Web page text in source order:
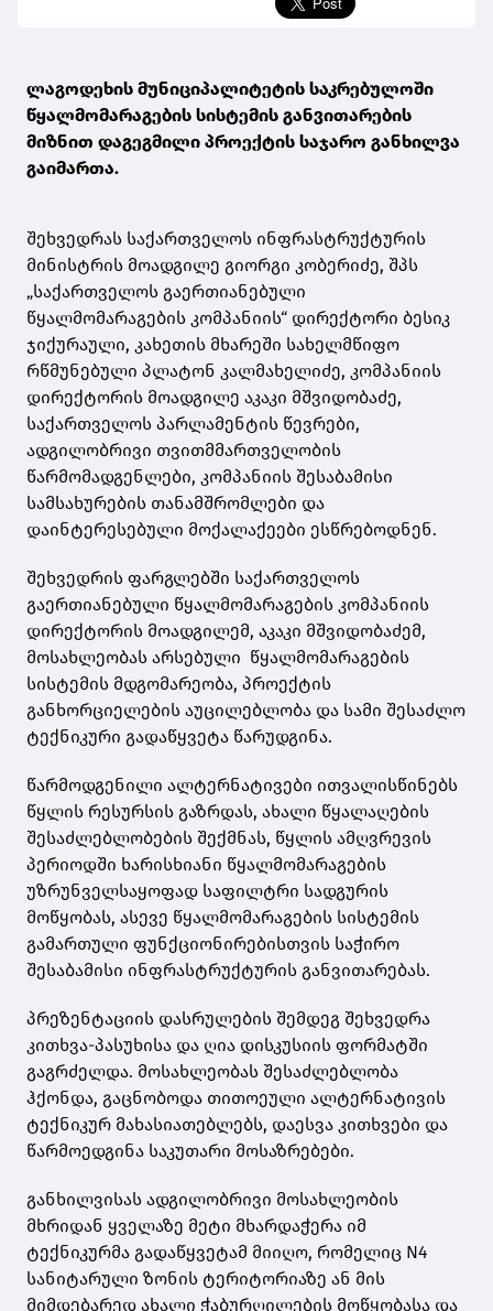
ლაგოდეხის მუნიციპალიტეტის საკრებულოში
წყალმომარაგების სისტემის განვითარების
მიზნით დაგეგმილი პროექტის საჯარო განხილვა
გაიმართა.
შეხვედრას საქართველოს ინფრასტრუქტურის
მინისტრის მოადგილე გიორგი კობერიძე, შპს
„საქართველოს გაერთიანებული
წყალმომარაგების კომპანიის“ დირექტორი ბესიკ
ჯიქურაული, კახეთის მხარეში სახელმწიფო
რწმუნებული პლატონ კალმახელიძე, კომპანიის
დირექტორის მოადგილე აკაკი მშვიდობაძე,
საქართველოს პარლამენტის წევრები,
ადგილობრივი თვითმმართველობის
წარმომადგენლები, კომპანიის შესაბამისი
სამსახურების თანამშრომლები და
დაინტერესებული მოქალაქეები ესწრებოდნენ.
შეხვედრის ფარგლებში საქართველოს
გაერთიანებული წყალმომარაგების კომპანიის
დირექტორის მოადგილემ, აკაკი მშვიდობაძემ,
მოსახლეობას არსებული წყალმომარაგების
სისტემის მდგომარეობა, პროექტის
განხორციელების აუცილებლობა და სამი შესაძლო
ტექნიკური გადაწყვეტა წარუდგინა.
წარმოდგენილი ალტერნატივები ითვალისწინებს
წყლის რესურსის გაზრდას, ახალი წყალაღების
შესაძლებლობების შექმნას, წყლის ამღვრევის
პერიოდში ხარისხიანი წყალმომარაგების
უზრუნველსაყოფად საფილტრი სადგურის
მოწყობას, ასევე წყალმომარაგების სისტემის
გამართული ფუნქციონირებისთვის საჭირო
შესაბამისი ინფრასტრუქტურის განვითარებას.
პრეზენტაციის დასრულების შემდეგ შეხვედრა
კითხვა-პასუხისა და ღია დისკუსიის ფორმატში
გაგრძელდა. მოსახლეობას შესაძლებლობა
ჰქონდა, გაცნობოდა თითოეული ალტერნატივის
ტექნიკურ მახასიათებლებს, დაესვა კითხვები და
წარმოედგინა საკუთარი მოსაზრებები.
განხილვისას ადგილობრივი მოსახლეობის
მხრიდან ყველაზე მეტი მხარდაჭერა იმ
ტექნიკურმა გადაწყვეტამ მიიღო, რომელიც N4
სანიტარული ზონის ტერიტორიაზე ან მის
მიმდებარედ ახალი ჭაბურღილების მოწყობასა და